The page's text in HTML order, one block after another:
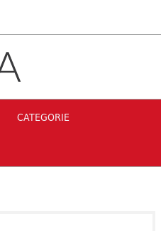
CATEGORIE